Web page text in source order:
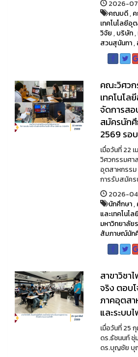
2026-07-
คณบดี,
เทคโนโลยีอุ
วิจัย,บริษัท,
สวนสุนันทา,
คณะวิศวก
เทคโนโล
จัดการส
สมัครนัก
2569 รอ
เมื่อวันที่ 22
วิศวกรรมศา
อุตสาหกรร
การรับสมัคร
2026-04-
นักศึกษา,
และเทคโนโ
มหาวิทยาลัย
สัมภาษณ์นัก
สาขาวิชา
จริง ตอบ
ภาคอุตส
และระบบ
เมื่อวันที่ 25
ดร.ธัชนนท์
ดร.บุญชัย บุ